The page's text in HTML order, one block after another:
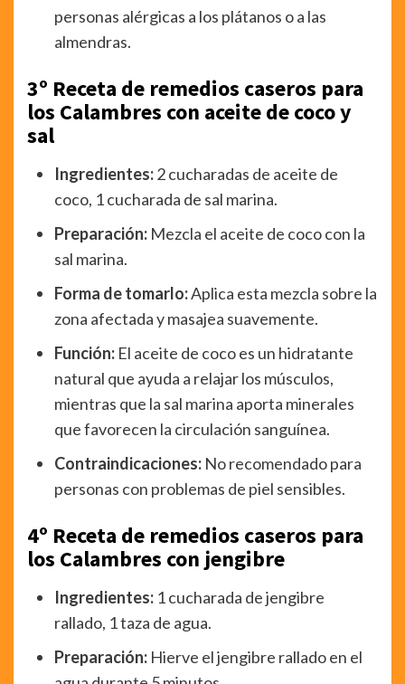
personas alérgicas a los plátanos o a las
almendras.
3º Receta de remedios caseros para
los Calambres con aceite de coco y
sal
Ingredientes:2 cucharadas de aceite de
coco, 1 cucharada de sal marina.
Preparación: Mezcla el aceite de coco con la
sal marina.
Forma de tomarlo:Aplica esta mezcla sobre la
zona afectada y masajea suavemente.
Función: El aceite de coco es un hidratante
natural que ayuda a relajar los músculos,
mientras que la sal marina aporta minerales
que favorecen la circulación sanguínea.
Contraindicaciones: No recomendado para
personas con problemas de piel sensibles.
4º Receta de remedios caseros para
los Calambres con jengibre
Ingredientes: 1 cucharada de jengibre
rallado, 1 taza de agua.
Preparación: Hierve el jengibre rallado en el